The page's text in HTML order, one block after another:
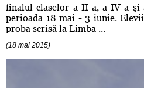
finalul claselor a II-a, a IV-a şi
perioada 18 mai - 3 iunie.
proba scrisă la Limba ...
(18 mai 2015)